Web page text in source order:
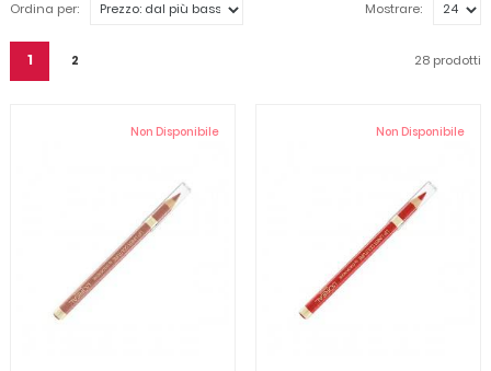
Ordina per: Mostrare:
28 prodotti
1 2
Non Disponibile Non Disponibile